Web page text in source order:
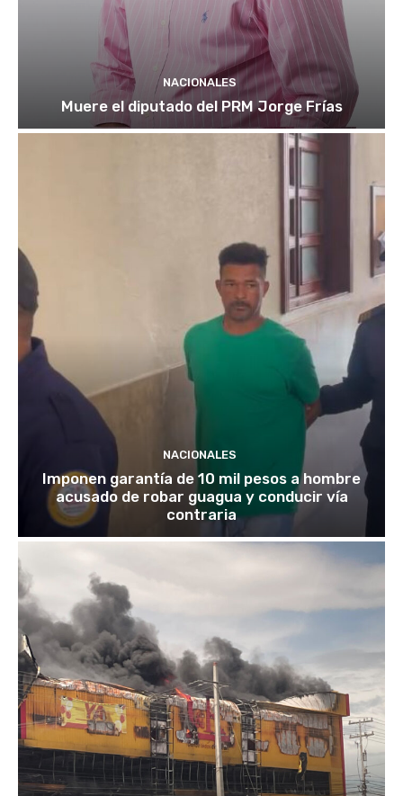
NACIONALES
Muere el diputado del PRM Jorge Frías
NACIONALES
Imponen garantía de 10 mil pesos a hombre
acusado de robar guagua y conducir vía
contraria